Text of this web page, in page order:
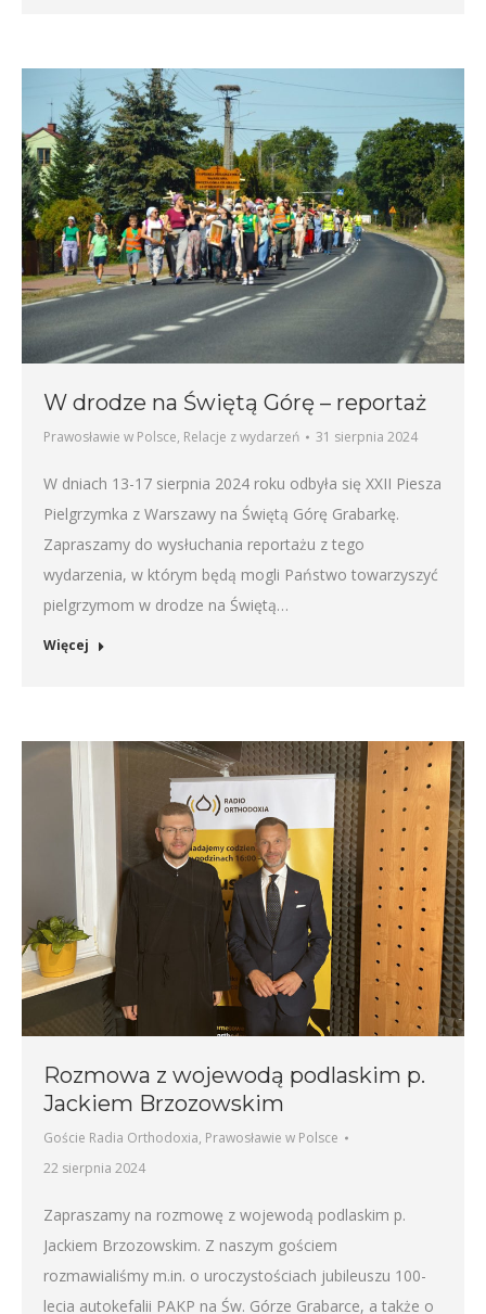
W drodze na Świętą Górę – reportaż
Prawosławie w Polsce, Relacje z wydarzeń 31 sierpnia 2024
W dniach 13-17 sierpnia 2024 roku odbyła się XXII Piesza
Pielgrzymka z Warszawy na Świętą Górę Grabarkę.
Zapraszamy do wysłuchania reportażu z tego
wydarzenia, w którym będą mogli Państwo towarzyszyć
pielgrzymom w drodze na Świętą…
Więcej
Rozmowa z wojewodą podlaskim p.
Jackiem Brzozowskim
Goście Radia Orthodoxia, Prawosławie w Polsce
22 sierpnia 2024
Zapraszamy na rozmowę z wojewodą podlaskim p.
Jackiem Brzozowskim. Z naszym gościem
rozmawialiśmy m.in. o uroczystościach jubileuszu 100-
lecia autokefalii PAKP na Św. Górze Grabarce, a także o